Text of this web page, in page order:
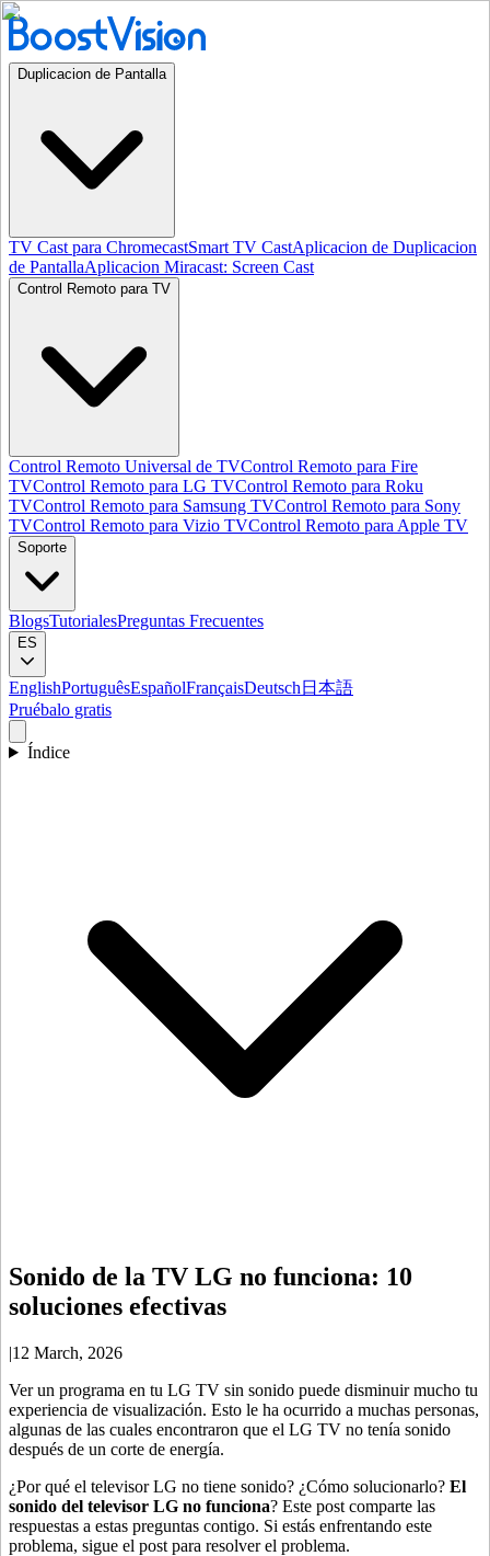
Duplicacion de Pantalla
TV Cast para ChromecastSmart TV CastAplicacion de Duplicacion
de PantallaAplicacion Miracast: Screen Cast
Control Remoto para TV
Control Remoto Universal de TVControl Remoto para Fire
TVControl Remoto para LG TVControl Remoto para Roku
TVControl Remoto para Samsung TVControl Remoto para Sony
TVControl Remoto para Vizio TVControl Remoto para Apple TV
Soporte
BlogsTutorialesPreguntas Frecuentes
ES
EnglishPortuguêsEspañolFrançaisDeutsch 日本語
Pruébalo gratis
Índice
Sonido de la TV LG no funciona: 10
soluciones efectivas
|12 March, 2026
Ver un programa en tu LG TV sin sonido puede disminuir mucho tu
experiencia de visualización. Esto le ha ocurrido a muchas personas,
algunas de las cuales encontraron que el LG TV no tenía sonido
después de un corte de energía.
¿Por qué el televisor LG no tiene sonido? ¿Cómo solucionarlo? El
sonido del televisor LG no funciona? Este post comparte las
respuestas a estas preguntas contigo. Si estás enfrentando este
problema, sigue el post para resolver el problema.